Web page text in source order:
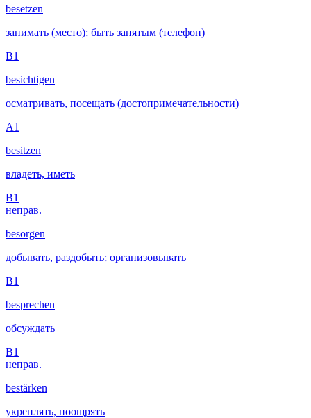
besetzen
занимать (место); быть занятым (телефон)
B1
besichtigen
осматривать, посещать (достопримечательности)
A1
besitzen
владеть, иметь
B1
неправ.
besorgen
добывать, раздобыть; организовывать
B1
besprechen
обсуждать
B1
неправ.
bestärken
укреплять, поощрять